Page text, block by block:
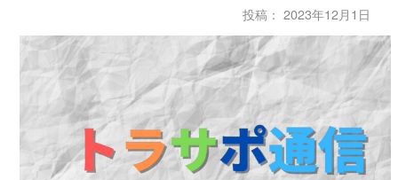
投稿： 2023年12月1日